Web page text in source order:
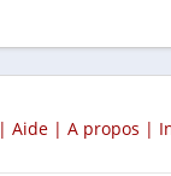
| Aide | A propos |